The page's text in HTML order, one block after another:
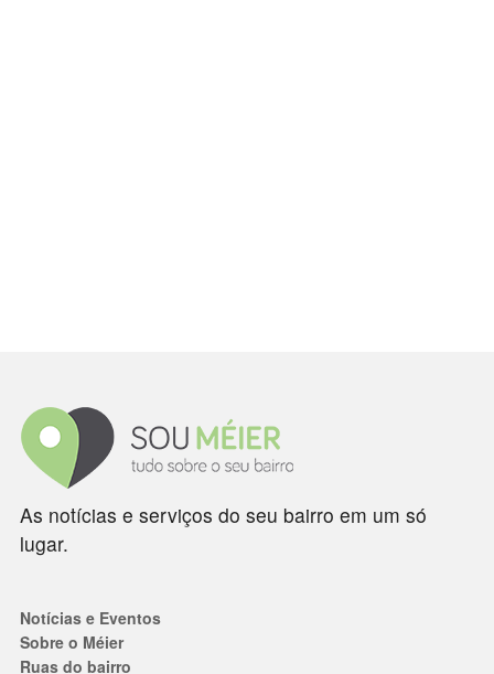
As notícias e serviços do seu bairro em um só
lugar.
Notícias e Eventos
Sobre o Méier
Ruas do bairro